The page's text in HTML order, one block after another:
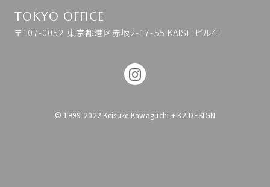
TOKYO OFFICE
〒107-0052 東京都港区赤坂2-17-55 KAISEIビル4F
© 1999-2022 Keisuke Kawaguchi + K2-DESIGN